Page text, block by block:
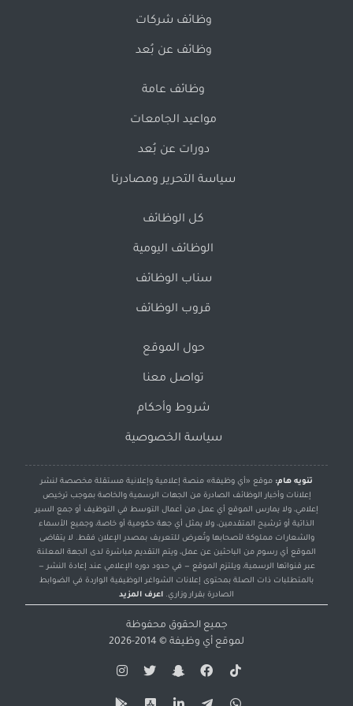
وظائف شركات
وظائف عن بُعد
وظائف عامة
مواعيد الجامعات
دورات عن بُعد
سياسة التحرير ومصادرنا
كل الوظائف
الوظائف اليومية
سناب الوظائف
قروب الوظائف
حول الموقع
تواصل معنا
شروط وأحكام
سياسة الخصوصية
تنويه هام: موقع «أي وظيفة» منصة إعلامية وإعلانية مستقلة مخصصة لنشر
إعلانات وأخبار الوظائف الصادرة من الجهات الرسمية والخاصة بموجب ترخيص
إعلامي، ولا يمارس الموقع أي عمل من أعمال التوسط في التوظيف أو جمع السير
الذاتية أو ترشيح المتقدمين، ولا يمثل أي جهة حكومية أو خاصة، وجميع الأسماء
والشعارات مملوكة لأصحابها وتُعرض للتعريف بمصدر الإعلان فقط. لا يتقاضى
الموقع أي رسوم من الباحثين عن عمل، ويتم التقديم مباشرة لدى الجهة المعلنة
عبر قنواتها الرسمية، ويلتزم الموقع — في حدود دوره الإعلامي عند إعادة النشر —
بالمتطلبات ذات الصلة بمحتوى إعلانات الشواغر الوظيفية الواردة في الضوابط
الصادرة بقرار وزاري. اعرف المزيد
جميع الحقوق محفوظة
لموقع أي وظيفة © 2014-2026